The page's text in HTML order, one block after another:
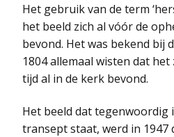
Het gebruik van de term
het beeld zich al vóór de
bevond. Het was bekend bij
1804 allemaal wisten dat het
tijd al in de kerk bevond.
Het beeld dat tegenwoordig
transept staat, werd in 1947